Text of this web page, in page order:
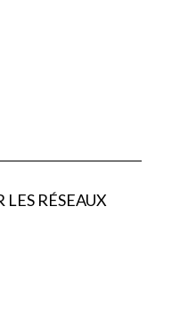
LES RÉSEAUX